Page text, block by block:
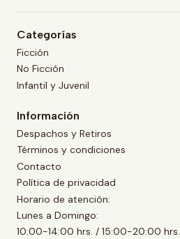
Categorías
Ficción
No Ficción
Infantil y Juvenil
Información
Despachos y Retiros
Términos y condiciones
Contacto
Política de privacidad
Horario de atención:
Lunes a Domingo:
10:00-14:00 hrs. / 15:00-20:00 hrs.